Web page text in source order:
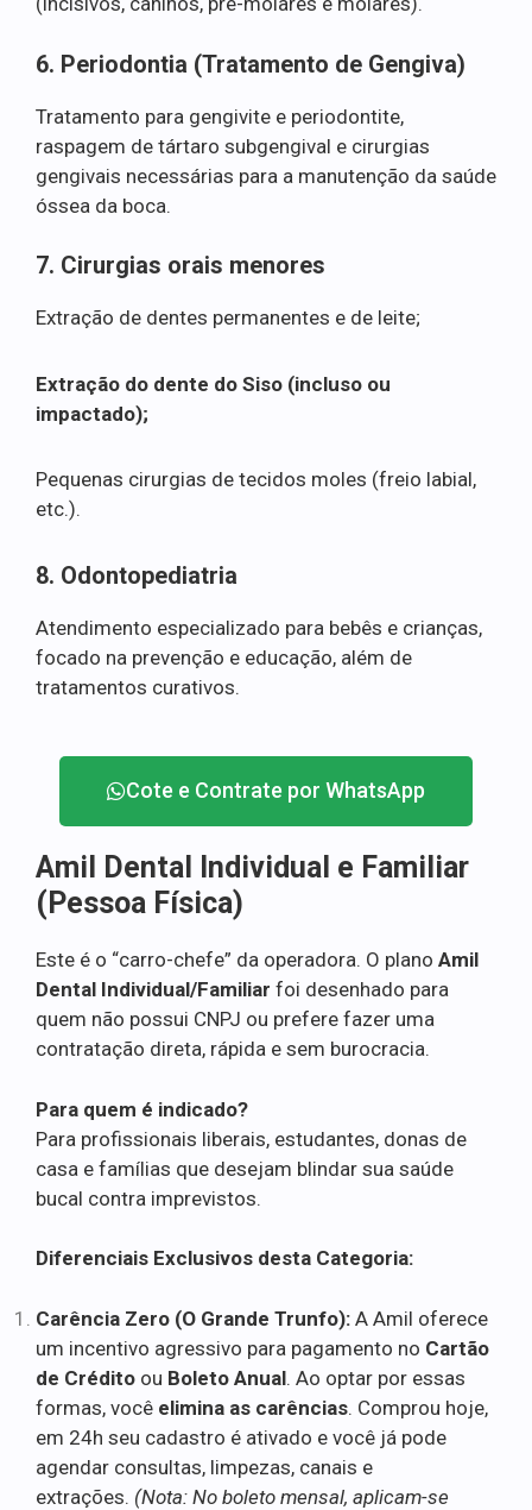
6. Periodontia (Tratamento de Gengiva)
Tratamento para gengivite e periodontite,
raspagem de tártaro subgengival e cirurgias
gengivais necessárias para a manutenção da saúde
óssea da boca.
7. Cirurgias orais menores
Extração de dentes permanentes e de leite;
Extração do dente do Siso (incluso ou
impactado);
Pequenas cirurgias de tecidos moles (freio labial,
etc.).
8. Odontopediatria
Atendimento especializado para bebês e crianças,
focado na prevenção e educação, além de
tratamentos curativos.
Cote e Contrate por WhatsApp
Amil Dental Individual e Familiar
(Pessoa Física)
Este é o “carro-chefe” da operadora. O plano Amil
Dental Individual/Familiar foi desenhado para
quem não possui CNPJ ou prefere fazer uma
contratação direta, rápida e sem burocracia.
Para quem é indicado?
Para profissionais liberais, estudantes, donas de
casa e famílias que desejam blindar sua saúde
bucal contra imprevistos.
Diferenciais Exclusivos desta Categoria:
Carência Zero (O Grande Trunfo): A Amil oferece
um incentivo agressivo para pagamento no Cartão
de Crédito ou Boleto Anual. Ao optar por essas
formas, você elimina as carências. Comprou hoje,
em 24h seu cadastro é ativado e você já pode
agendar consultas, limpezas, canais e
extrações. (Nota: No boleto mensal, aplicam-se